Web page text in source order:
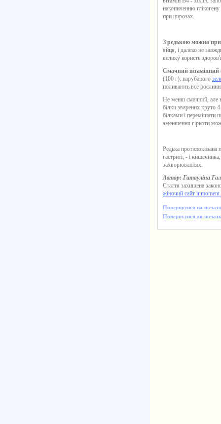
накопиченню
при цирозах.
З редькою можна
яйця, і далеко не
велику користь
Смачний вітамінний
(100 г), нарубаного
поливають все
Не менш смачний, але
білки зварених круто
білками і перемішати
зменшення гіркоти
Редька протипоказана
гастриті, - і
захворюваннях.
Автор: Гатауліна
Стаття захищена
жіночий сайт
Повернутися на
Повернутися до